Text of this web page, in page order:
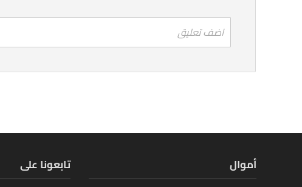
اضف تعليق
تابعونا على أموال